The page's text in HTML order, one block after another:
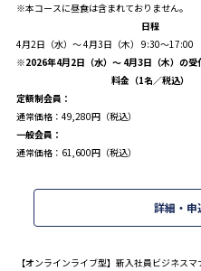
※本コースに昼食は含まれておりません。
日程
4月2日（水）～ 4月3日（木） 9:30～17:00
※2026年4月2日（水）～ 4月3日（木）の受
料金（1名／税込）
定額制会員：
通常価格：49,280円（税込）
一般会員：
通常価格：61,600円（税込）
詳細・申
【オンラインライブ型】新入社員ビジネス